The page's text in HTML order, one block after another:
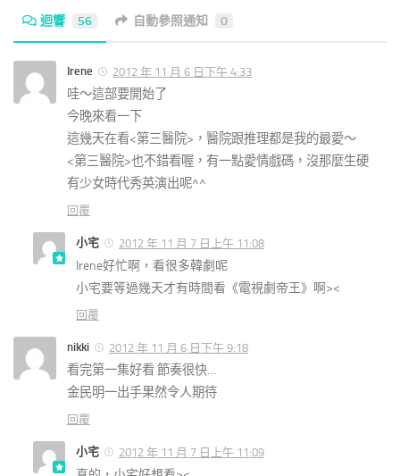
迴響 56 自動參照通知 0
Irene 2012 年 11 月 6 日下午 4:33
哇～這部要開始了
今晚來看一下
這幾天在看<第三醫院>，醫院跟推理都是我的最愛～
<第三醫院>也不錯看喔，有一點愛情戲碼，沒那麼生硬
有少女時代秀英演出呢^^
回覆
小宅 2012 年 11 月 7 日上午 11:08
Irene好忙啊，看很多韓劇呢
小宅要等過幾天才有時間看《電視劇帝王》啊><
回覆
nikki 2012 年 11 月 6 日下午 9:18
看完第一集好看 節奏很快…
金民明一出手果然令人期待
回覆
小宅 2012 年 11 月 7 日上午 11:09